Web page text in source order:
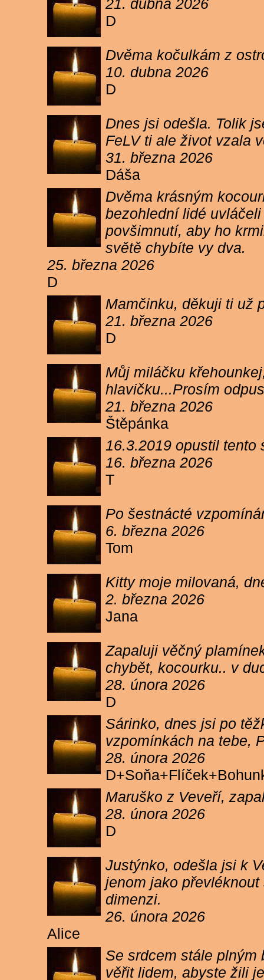
21. dubna 2026
D
Dvěma kočulkám z
10. dubna 2026
D
Dnes jsi odešla. Tolik
FeLV ti ale život vzala
31. března 2026
Dáša
Dvěma krásným
bezohlední lidé
povšimnutí, aby ho
světě chybíte vy dva.
25. března 2026
D
Mamčinku, děkuji ti už
21. března 2026
D
Můj miláčku
hlavičku...Prosím
21. března 2026
Štěpánka
16.3.2019 opustil
16. března 2026
T
Po šestnácté
6. března 2026
Tom
Kitty moje milovaná,
2. března 2026
Jana
Zapaluji věčný
chybět, kocourku.. v
28. února 2026
D
Sárinko, dnes jsi po
vzpomínkách na tebe,
28. února 2026
Maruško z Veveří,
28. února 2026
D
Justýnko, odešla jsi k
jenom jako
dimenzi.
26. února 2026
Alice
Se srdcem stále
věřit lidem, abyste žili